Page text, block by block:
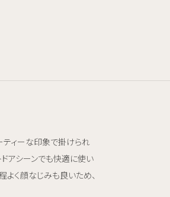
ティーな印象で掛けられ
ドアシーンでも快適に使い
よく顔なじみも良いため、